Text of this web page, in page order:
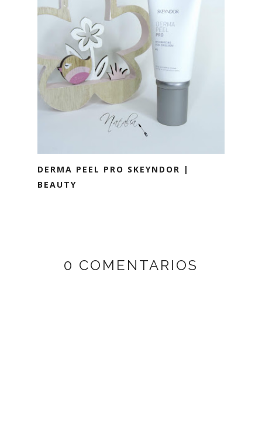
DERMA PEEL PRO SKEYNDOR |
BEAUTY
0 COMENTARIOS